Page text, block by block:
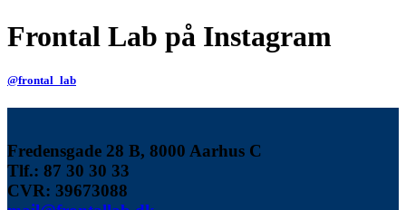
Frontal Lab på Instagram
@frontal_lab
Fredensgade 28 B, 8000 Aarhus C
Tlf.: 87 30 30 33
CVR: 39673088